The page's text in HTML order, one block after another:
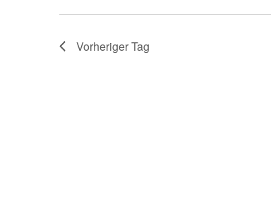
Vorheriger Tag